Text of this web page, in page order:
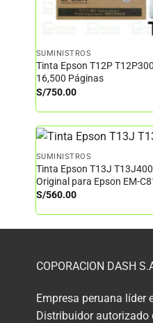
SUMINISTROS
Tinta Epson T12P
16,500 Páginas
S/750.00
SUMINISTROS
Tinta Epson T13J
Original para Epson EM-
S/560.00
COPORACION DASH
Empresa peruana líder
Distribuidor autorizado